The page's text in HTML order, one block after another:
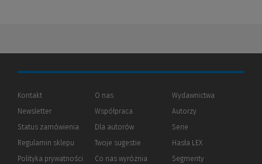
Kontakt
Newsletter
Status zamówienia
Regulamin sklepu
Polityka prywatności (Nowe
(Link
O nas
Współpraca
Dla autorów(Nowe
(Link
innej
strony)
Twoje sugestie
Co nas wyróżnia
Wydawnictwa
Autorzy
Serie
Hasła LEX
Segmenty